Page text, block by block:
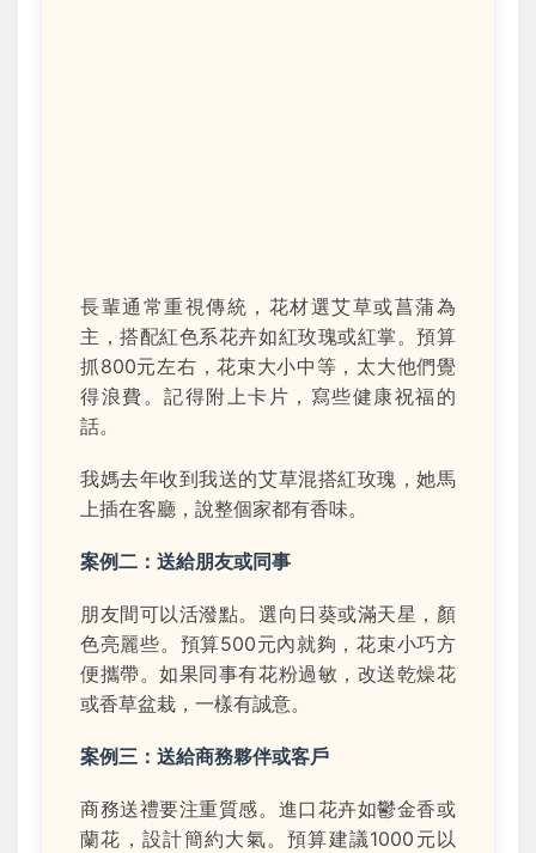
長輩通常重視傳統，花材選艾草或菖蒲為
主，搭配紅色系花卉如紅玫瑰或紅掌。預算
抓800元左右，花束大小中等，太大他們覺
得浪費。記得附上卡片，寫些健康祝福的
話。
我媽去年收到我送的艾草混搭紅玫瑰，她馬
上插在客廳，說整個家都有香味。
案例二：送給朋友或同事
朋友間可以活潑點。選向日葵或滿天星，顏
色亮麗些。預算500元內就夠，花束小巧方
便攜帶。如果同事有花粉過敏，改送乾燥花
或香草盆栽，一樣有誠意。
案例三：送給商務夥伴或客戶
商務送禮要注重質感。進口花卉如鬱金香或
蘭花，設計簡約大氣。預算建議1000元以